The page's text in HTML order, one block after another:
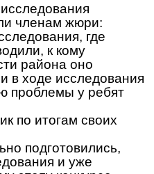
членам жюри:
где
к кому
района оно
в ходе исследования
проблемы у ребят
по итогам своих
подготовились,
и уже